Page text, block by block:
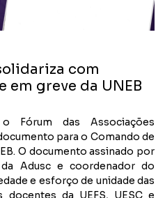
com
em greve da UNEB
Fórum das Associações
para o Comando de
O documento assinado por
Adusc e coordenador do
e esforço de unidade das
da UEFS, UESC e